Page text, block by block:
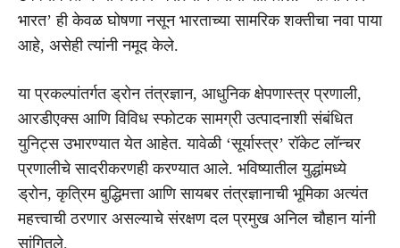
भारत’ ही केवळ घोषणा नसून भारताच्या सामरिक शक्तीचा नवा पाया
आहे, असेही त्यांनी नमूद केले.
या प्रकल्पांतर्गत ड्रोन तंत्रज्ञान, आधुनिक क्षेपणास्त्र प्रणाली,
आरडीएक्स आणि विविध स्फोटक सामग्री उत्पादनाशी संबंधित
युनिट्स उभारण्यात येत आहेत. यावेळी ‘सूर्यास्त्र’ रॉकेट लॉन्चर
प्रणालीचे सादरीकरणही करण्यात आले. भविष्यातील युद्धांमध्ये
ड्रोन, कृत्रिम बुद्धिमत्ता आणि सायबर तंत्रज्ञानाची भूमिका अत्यंत
महत्त्वाची ठरणार असल्याचे संरक्षण दल प्रमुख अनिल चौहान यांनी
सांगितले.